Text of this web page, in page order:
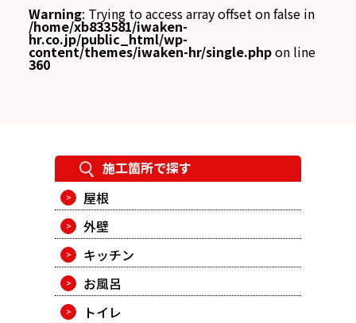
Warning: Trying to access array offset on false in
/home/xb833581/iwaken-
hr.co.jp/public_html/wp-
content/themes/iwaken-hr/single.phpon line
360
施工箇所で探す
屋根
外壁
キッチン
お風呂
トイレ